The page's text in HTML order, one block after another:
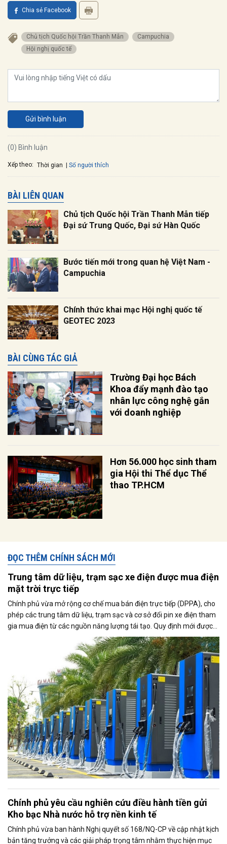
Chia sẻ Facebook
Chủ tịch Quốc hội Trần Thanh Mẫn
Campuchia
Hội nghị quốc tế
Gửi bình luận
(0) Bình luận
Xếp theo: Thời gian Số người thích
BÀI LIÊN QUAN
Chủ tịch Quốc hội Trần Thanh Mẫn tiếp
Đại sứ Trung Quốc, Đại sứ Hàn Quốc
Bước tiến mới trong quan hệ Việt Nam -
Campuchia
Chính thức khai mạc Hội nghị quốc tế
GEOTEC 2023
BÀI CÙNG TÁC GIẢ
Trường Đại học Bách
Khoa đẩy mạnh đào tạo
nhân lực công nghệ gắn
với doanh nghiệp
Hơn 56.000 học sinh tham
gia Hội thi Thể dục Thể
thao TP.HCM
ĐỌC THÊM CHÍNH SÁCH MỚI
Trung tâm dữ liệu, trạm sạc xe điện được mua điện
mặt trời trực tiếp
Chính phủ vừa mở rộng cơ chế mua bán điện trực tiếp (DPPA), cho
phép các trung tâm dữ liệu, trạm sạc và cơ sở đổi pin xe điện tham
gia mua điện từ các nguồn năng lượng tái tạo. Quy định mới được
kỳ vọng thúc đẩy sử dụng điện xanh, đáp ứng nhu cầu ngày càng
tăng của nền kinh tế số và quá trình điện hóa giao thông.
Chính phủ yêu cầu nghiên cứu điều hành tiền gửi
Kho bạc Nhà nước hỗ trợ nền kinh tế
Chính phủ vừa ban hành Nghị quyết số 168/NQ-CP về cập nhật kịch
bản tăng trưởng và các giải pháp trọng tâm nhằm thực hiện mục